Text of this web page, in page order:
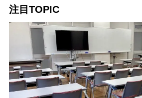
注目TOPIC